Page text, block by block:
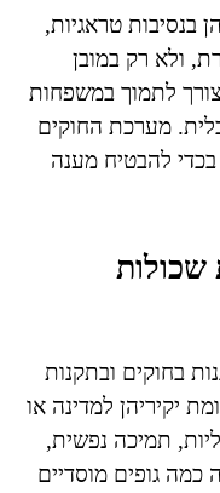
בנסיבות טראגיות,
ולא רק במובן
לתמוך במשפחות
מערכת החוקים
להבטיח מענה
שכולות
בחוקים ובתקנות
יקיריהן למדינה או
תמיכה נפשית,
כמה גופים מוסדיים